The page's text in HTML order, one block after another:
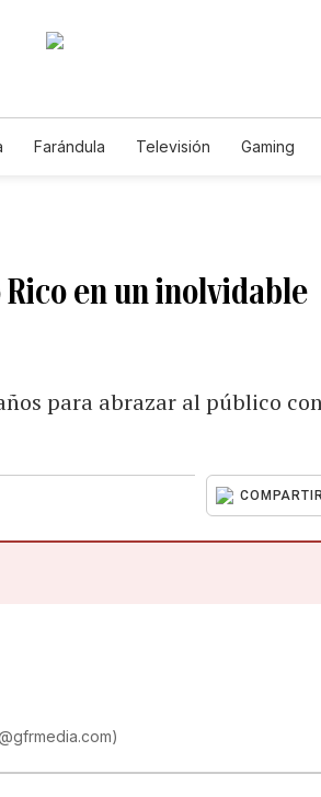
Farándula Televisión Gaming
en un inolvidable
para abrazar al público
COMPARTIR
)